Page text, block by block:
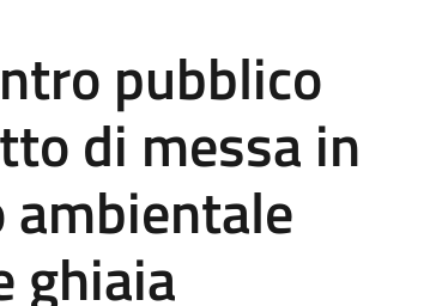
pubblico
di messa in
ghiaia